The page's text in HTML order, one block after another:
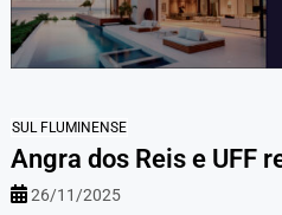
SUL FLUMINENSE
Angra dos Reis e UFF
26/11/2025